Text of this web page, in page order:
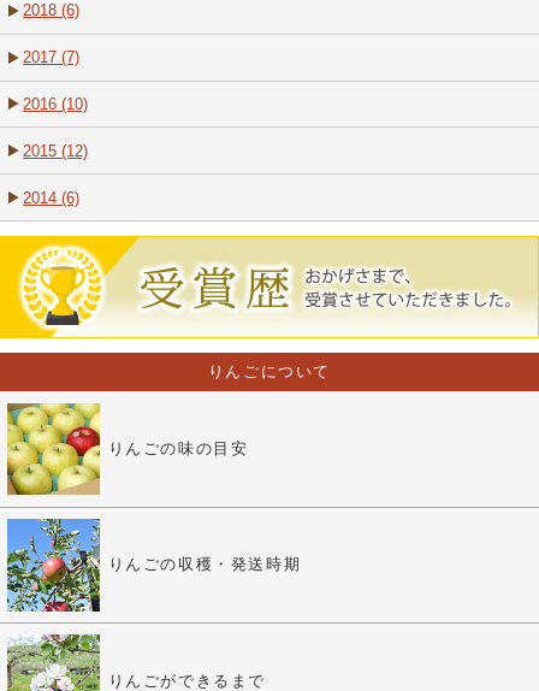
2018 (6)
2017 (7)
2016 (10)
2015 (12)
2014 (6)
りんごについて
りんごの味の目安
りんごの収穫・発送時期
りんごができるまで